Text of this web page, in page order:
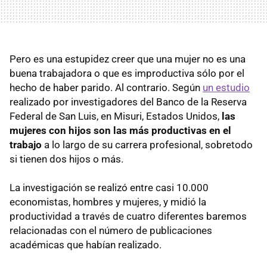
Pero es una estupidez creer que una mujer no es una
buena trabajadora o que es improductiva sólo por el
hecho de haber parido. Al contrario. Según un estudio
realizado por investigadores del Banco de la Reserva
Federal de San Luis, en Misuri, Estados Unidos, las
mujeres con hijos son las más productivas en el
trabajo a lo largo de su carrera profesional, sobretodo
si tienen dos hijos o más.
La investigación se realizó entre casi 10.000
economistas, hombres y mujeres, y midió la
productividad a través de cuatro diferentes baremos
relacionadas con el número de publicaciones
académicas que habían realizado.